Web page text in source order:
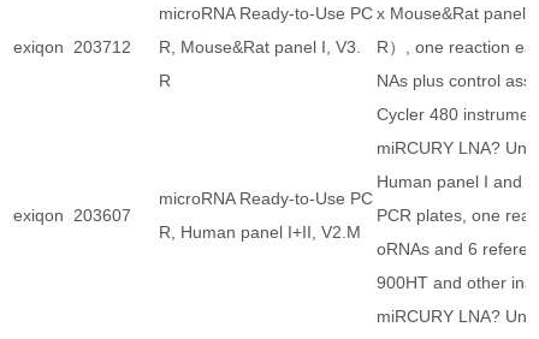
exiqon 203712
microRNA Ready-to-Use PC
R, Mouse&Rat panel I, V3.
R
x Mouse&Rat panel
R）, one reaction
NAs plus control
Cycler 480
exiqon 203607
microRNA Ready-to-Use PC
R, Human panel I+II, V2.M
miRCURY LNA?
Human panel I and
PCR plates, one
oRNAs and 6
900HT and other
miRCURY LNA?